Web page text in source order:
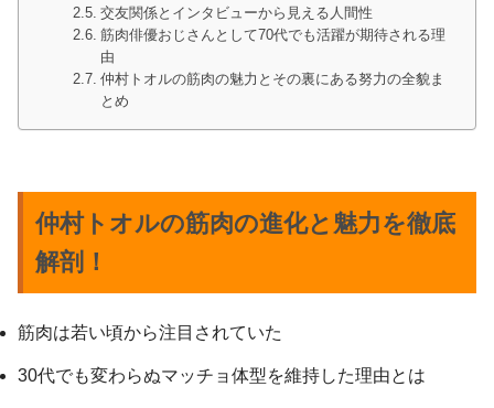
交友関係とインタビューから見える人間性
筋肉俳優おじさんとして70代でも活躍が期待される理
由
仲村トオルの筋肉の魅力とその裏にある努力の全貌ま
とめ
仲村トオルの筋肉の進化と魅力を徹底
解剖！
筋肉は若い頃から注目されていた
30代でも変わらぬマッチョ体型を維持した理由とは